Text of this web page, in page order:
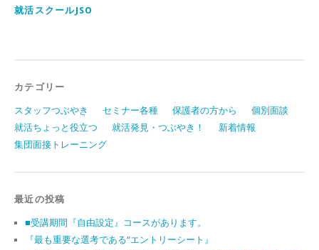
ス
就活スクールJSO
カテゴリー
スタッフつぶやき セミナー各種 保護者の方から
個別面談
就活ちょっと役立つ
就活発見・つぶやき！
新着情報
集団面接トレーニング
最近の投稿
■受講期間『自由設定』コースがあります。
『最も重要な選考である“エントリーシート』